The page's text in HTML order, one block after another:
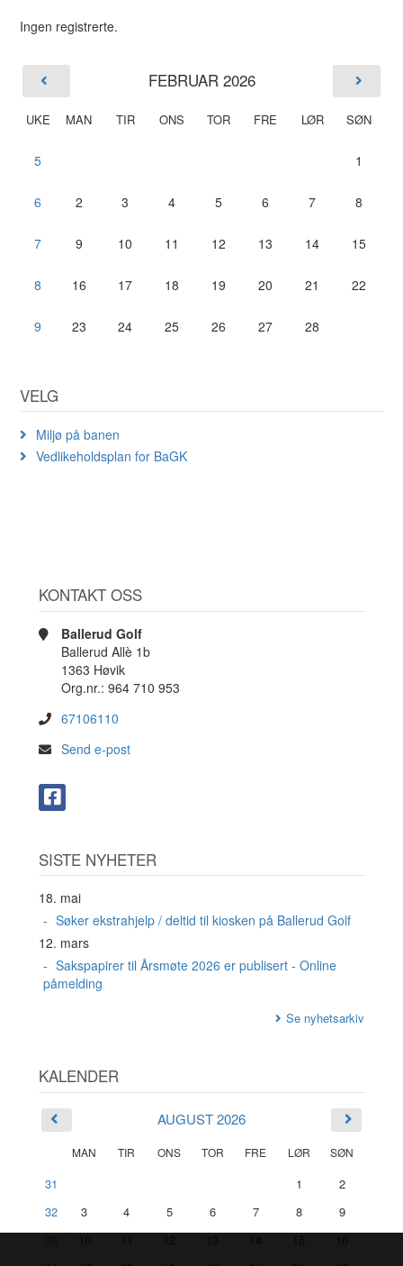
Ingen registrerte.
FEBRUAR 2026
UKE MAN TIR ONS TOR FRE LØR SØN
5 1
6 2 3 4 5 6 7 8
7 9 10 11 12 13 14 15
8 16 17 18 19 20 21 22
9 23 24 25 26 27 28
VELG
Miljø på banen
Vedlikeholdsplan for BaGK
KONTAKT OSS
Ballerud Golf
Ballerud Allè 1b
1363 Høvik
Org.nr.: 964 710 953
67106110
Send e-post
SISTE NYHETER
18. mai
Søker ekstrahjelp / deltid til kiosken på Ballerud Golf
12. mars
Sakspapirer til Årsmøte 2026 er publisert - Online
påmelding
Se nyhetsarkiv
KALENDER
AUGUST 2026
MAN TIR ONS TOR FRE LØR SØN
31 1
2
32
3 4 5 6 7 8
9